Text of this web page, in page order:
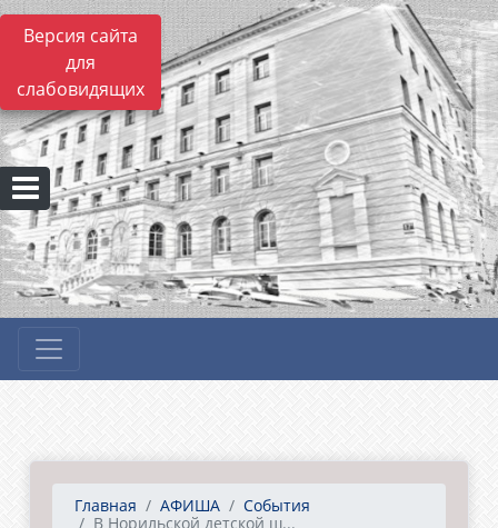
Версия сайта
для
слабовидящих
Главная АФИША
События
В Норильской детской ш...